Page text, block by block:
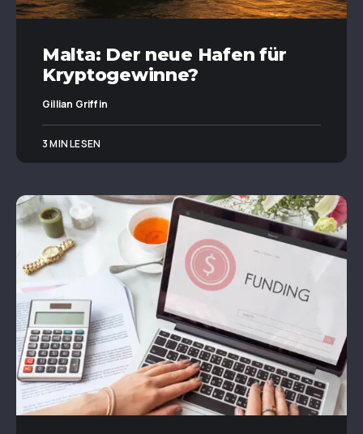
Malta: Der neue Hafen für
Kryptogewinne?
Gillian Griffin
3 MIN LESEN